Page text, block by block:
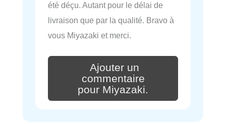
été déçu. Autant pour le délai de
livraison que par la qualité. Bravo à
vous Miyazaki et merci.
Ajouter un
commentaire
pour Miyazaki.